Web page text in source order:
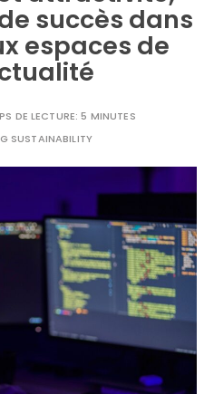
succès dans
espaces de
DE LECTURE:5 MINUTES
SUSTAINABILITY